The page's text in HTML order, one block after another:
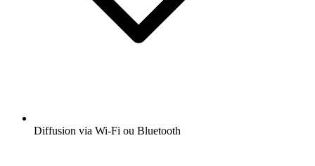
Diffusion via Wi-Fi ou Bluetooth